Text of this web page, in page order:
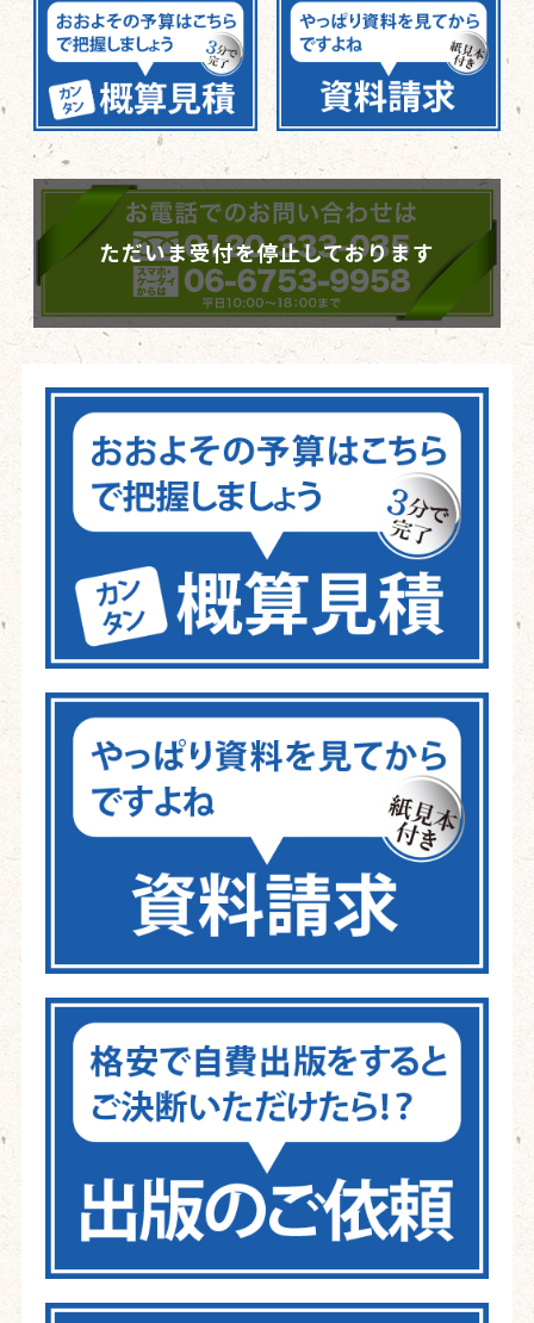
ただいま受付を停止しております